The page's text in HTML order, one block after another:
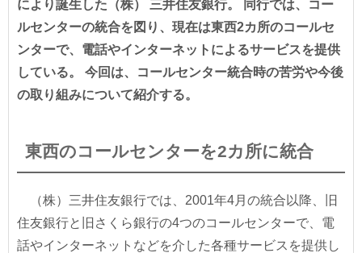
により誕生した（株） 三井住友銀行。 同行では、コー
ルセンターの統合を図り、現在は東西2カ所のコールセ
ンターで、電話やインターネットによるサービスを提供
している。 今回は、コールセンター統合時の苦労や今後
の取り組みについて紹介する。
東西のコールセンターを2カ所に統合
（株）三井住友銀行では、2001年4月の統合以降、旧
住友銀行と旧さくら銀行の4つのコールセンターで、電
話やインターネットなどを介した各種サービスを提供し